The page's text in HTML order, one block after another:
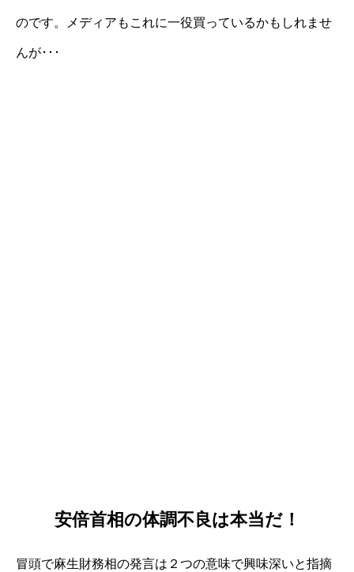
のです。メディアもこれに一役買っているかもしれませ
んが･･･
安倍首相の体調不良は本当だ！
冒頭で麻生財務相の発言は２つの意味で興味深いと指摘